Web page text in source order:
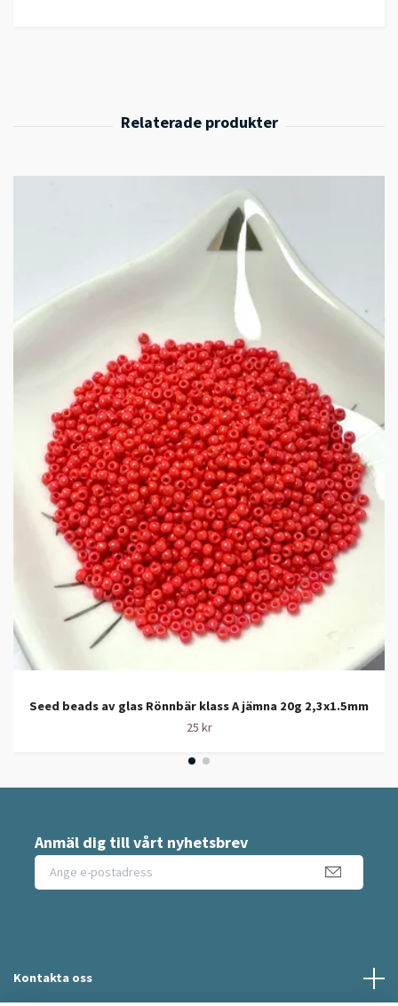
Seed beads av glas Rönnbär klass A jämna 20g 2,3x1.5mm
25 kr
Anmäl dig till vårt nyhetsbrev
Kontakta oss